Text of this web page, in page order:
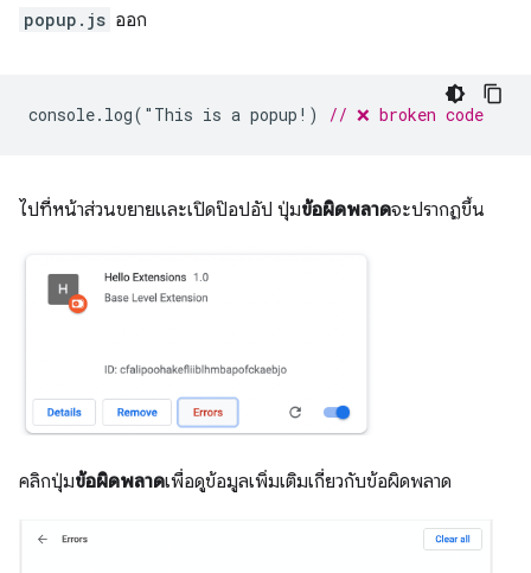
popup.js ออก
console. log( " This is a popup ! ) // ❌ broken code
ไปที่หน้าส่วนขยายและเปิดป๊อปอัป ปุ่มข้อผิดพลาดจะปรากฏขึ้น
คลิกปุ่มข้อผิดพลาดเพื่อดูข้อมูลเพิ่มเติมเกี่ยวกับข้อผิดพลาด